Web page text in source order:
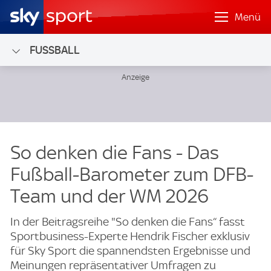
Menü
FUSSBALL
So denken die Fans - Das
Fußball-Barometer zum DFB-
Team und der WM 2026
In der Beitragsreihe "So denken die Fans“ fasst
Sportbusiness-Experte Hendrik Fischer exklusiv
für Sky Sport die spannendsten Ergebnisse und
Meinungen repräsentativer Umfragen zu